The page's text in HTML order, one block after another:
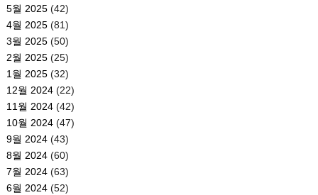
5월 2025(42)
4월 2025(81)
3월 2025(50)
2월 2025(25)
1월 2025(32)
12월 2024(22)
11월 2024(42)
10월 2024(47)
9월 2024(43)
8월 2024(60)
7월 2024(63)
6월 2024(52)